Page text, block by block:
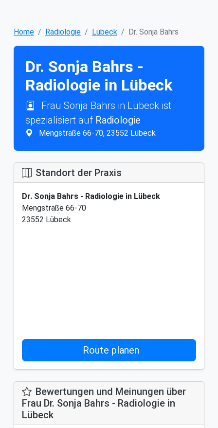
Home Radiologie Lübeck Dr. Sonja Bahrs
Dr. Sonja Bahrs -
Radiologie in Lübeck
Frau Sonja Bahrs in Lübeck ist
spezialisiert auf Radiologie
Mengstraße 66-70, 23552 Lübeck
Standort der Praxis
Dr. Sonja Bahrs - Radiologie in Lübeck
Mengstraße 66-70
23552 Lübeck
Route planen
Bewertungen und Meinungen über
Frau Dr. Sonja Bahrs - Radiologie in
Lübeck